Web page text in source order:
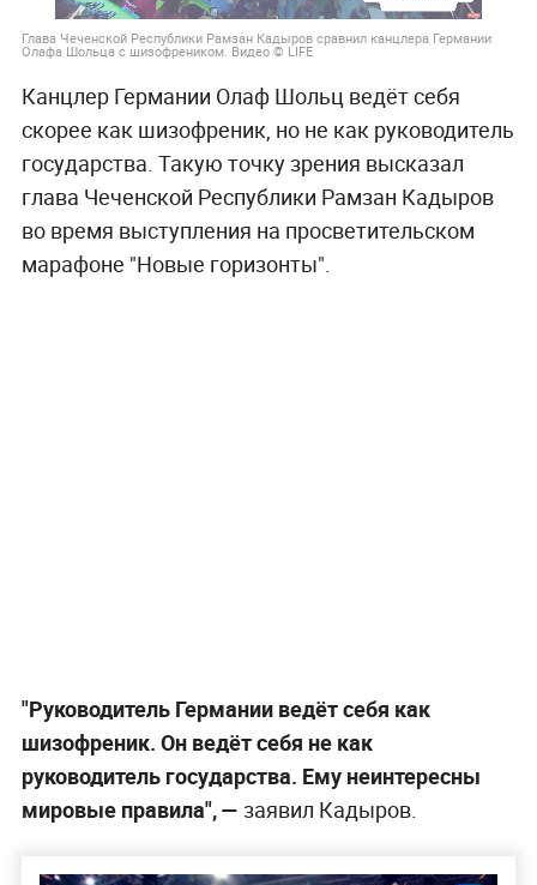
Глава Чеченской Республики Рамзан Кадыров сравнил канцлера Германии
Олафа Шольца с шизофреником. Видео © LIFE
Канцлер Германии Олаф Шольц ведёт себя
скорее как шизофреник, но не как руководитель
государства. Такую точку зрения высказал
глава Чеченской Республики Рамзан Кадыров
во время выступления на просветительском
марафоне "Новые горизонты".
"Руководитель Германии ведёт себя как
шизофреник. Он ведёт себя не как
руководитель государства. Ему неинтересны
мировые правила", — заявил Кадыров.